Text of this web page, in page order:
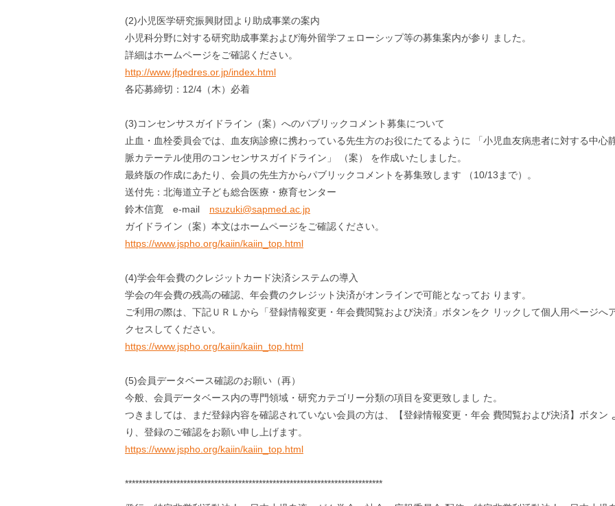
(2)小児医学研究振興財団より助成事業の案内
小児科分野に対する研究助成事業および海外留学フェローシップ等の募集案内が参り ました。
詳細はホームページをご確認ください。
http://www.jfpedres.or.jp/index.html
各応募締切：12/4（木）必着
(3)コンセンサスガイドライン（案）へのパブリックコメント募集について
止血・血栓委員会では、血友病診療に携わっている先生方のお役にたてるように 「小児血友病患者に対する中心
脈カテーテル使用のコンセンサスガイドライン」 （案） を作成いたしました。
最終版の作成にあたり、会員の先生方からパブリックコメントを募集致します （10/13まで）。
送付先：北海道立子ども総合医療・療育センター
鈴木信寛 e-mail nsuzuki@sapmed.ac.jp
ガイドライン（案）本文はホームページをご確認ください。
https://www.jspho.org/kaiin/kaiin_top.html
(4)学会年会費のクレジットカード決済システムの導入
学会の年会費の残高の確認、年会費のクレジット決済がオンラインで可能となってお ります。
ご利用の際は、下記ＵＲＬから「登録情報変更・年会費閲覧および決済」ボタンをク リックして個人用ページへ
クセスしてください。
https://www.jspho.org/kaiin/kaiin_top.html
(5)会員データベース確認のお願い（再）
今般、会員データベース内の専門領域・研究カテゴリー分類の項目を変更致しまし た。
つきましては、まだ登録内容を確認されていない会員の方は、【登録情報変更・年会 費閲覧および決済】ボタン
り、登録のご確認をお願い申し上げます。
https://www.jspho.org/kaiin/kaiin_top.html
***************************************************************************